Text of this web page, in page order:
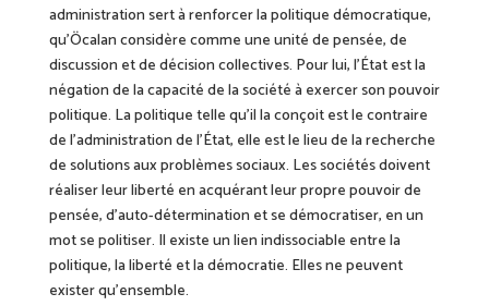
administration sert à renforcer la politique démocratique,
qu’Öcalan considère comme une unité de pensée, de
discussion et de décision collectives. Pour lui, l’Étatest la
négation de la capacité de la société à exercer son pouvoir
politique. La politique telle qu’il la conçoit est le contraire
de l’administration de l’État, elle est lelieude la recherche
de solutions aux problèmes sociaux. Les sociétés doivent
réaliser leur liberté en acquérant leur propre pouvoir de
pensée, d’auto-détermination et se démocratiser, en un
mot se politiser. Il existe un lien indissociable entre la
politique, la liberté et la démocratie. Elles ne peuvent
exister qu’ensemble.